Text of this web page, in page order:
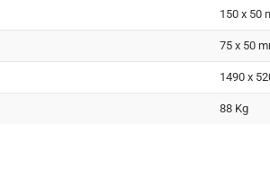
150 x 50
75 x 50
1490 x
88 Kg